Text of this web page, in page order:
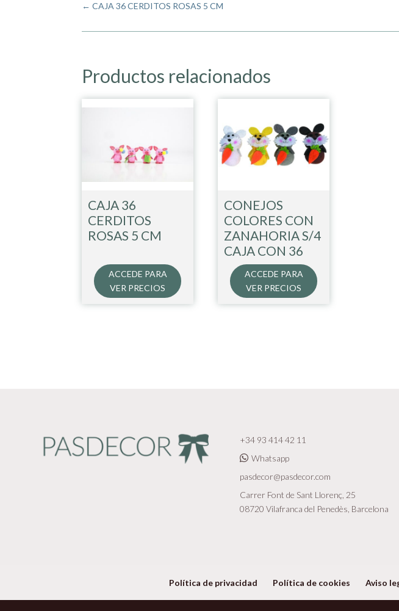
←CAJA 36 CERDITOS ROSAS 5 CM
Productos relacionados
CAJA 36
CERDITOS
ROSAS 5 CM
ACCEDE PARA
VER PRECIOS
CONEJOS
COLORES CON
ZANAHORIA S/4
CAJA CON 36
ACCEDE PARA
VER PRECIOS
+34 93 414 42 11
Whatsapp
pasdecor@pasdecor.com
Carrer Font de Sant Llorenç, 25
08720 Vilafranca del Penedès, Barcelona
Política de privacidad Política de cookies Aviso